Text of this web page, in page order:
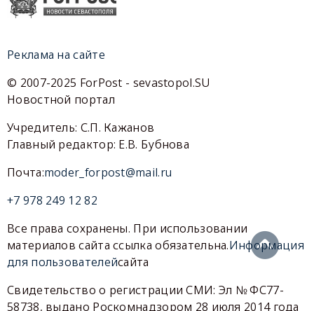
Реклама на сайте
© 2007-2025 ForPost - sevastopol.SU
Новостной портал
Учредитель: С.П. Кажанов
Главный редактор: Е.В. Бубнова
Почта:moder_forpost@mail.ru
+7 978 249 12 82
Все права сохранены. При использовании
материалов сайта ссылка обязательна.Информация
для пользователейсайта
Свидетельство о регистрации СМИ: Эл № ФС77-
58738, выдано Роскомнадзором 28 июля 2014 года